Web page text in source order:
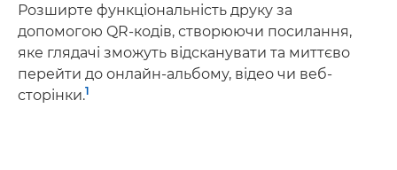
Розширте функціональність друку за
допомогою QR-кодів, створюючи посилання,
яке глядачі зможуть відсканувати та миттєво
перейти до онлайн-альбому, відео чи веб-
сторінки.1